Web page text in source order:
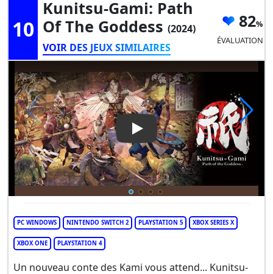
10
Kunitsu-Gami: Path
Of The Goddess (2024)
VOIR DES JEUX SIMILAIRES
82
ÉVALUATION
Play Video: Kunitsu-Gami:
PC WINDOWS NINTENDO SWITCH 2 PLAYSTATION 5 XBOX SERIES X
XBOX ONE PLAYSTATION 4
Un nouveau conte des Kami vous attend... Kunitsu-